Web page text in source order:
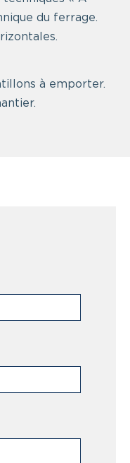
du ferrage.
à emporter.